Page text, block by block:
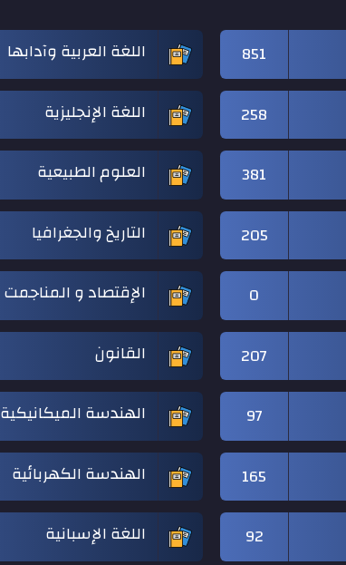
851 اللغة العربية وآدابها
258 اللغة الإنجليزية
381 العلوم الطبيعية
205 التاريخ والجغرافيا
0 الإقتصاد و المناجمت
207 القانون
97 الهندسة الميكانيكية
165 الهندسة الكهربائية
92 اللغة الإسبانية